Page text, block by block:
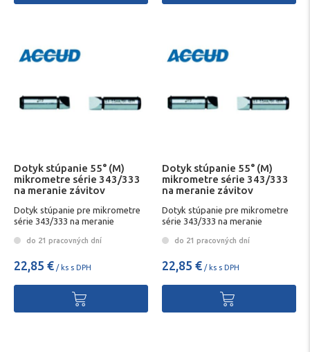
Dotyk stúpanie 55° (M)
mikrometre série 343/333
na meranie závitov
Dotyk stúpanie pre mikrometre
série 343/333 na meranie
do 21 pracovných dní
22,85 € / ks s DPH
Dotyk stúpanie 55° (M)
mikrometre série 343/333
na meranie závitov
Dotyk stúpanie pre mikrometre
série 343/333 na meranie
do 21 pracovných dní
22,85 € / ks s DPH